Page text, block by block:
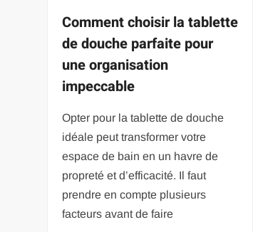
Comment choisir la tablette
de douche parfaite pour
une organisation
impeccable
Opter pour la tablette de douche
idéale peut transformer votre
espace de bain en un havre de
propreté et d’efficacité. Il faut
prendre en compte plusieurs
facteurs avant de faire